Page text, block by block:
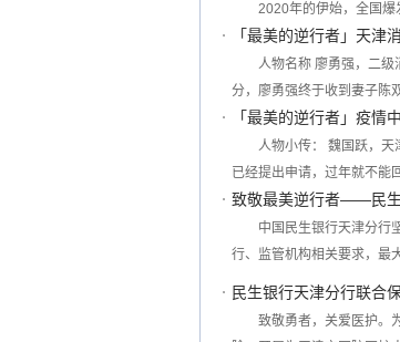
2020年的伊始，全国爆
「最美的逆行者」天津
人物名称 廖勇强，二
分，廖勇强终于收到妻子陈
「最美的逆行者」疫情
人物小传： 魏国跃，天
已经提出申请，过年就不能
致敬最美逆行者——民生
中国民生银行天津分行
行、监管机构相关要求，最
民生银行天津分行联合
致敬勇者，关爱医护。